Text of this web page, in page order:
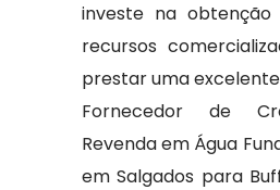
investe na obtenção
recursos
prestar uma
Fornecedor de
Revenda em Água
em Salgados para